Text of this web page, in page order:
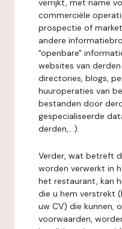
verrijkt, met name
commerciële
prospectie of
andere
"openbare"
websites van
directories, blogs,
huuroperaties van
bestanden door
gespecialiseerde
derden,...).
Verder, wat betreft
worden verwerkt in
het restaurant, kan
die u hem verstrekt
uw CV) die kunnen,
voorwaarden,